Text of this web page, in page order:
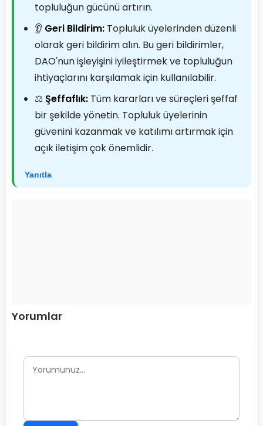
topluluğun gücünü artırın.
👂 Geri Bildirim: Topluluk üyelerinden düzenli
olarak geri bildirim alın. Bu geri bildirimler,
DAO'nun işleyişini iyileştirmek ve topluluğun
ihtiyaçlarını karşılamak için kullanılabilir.
⚖️Şeffaflık: Tüm kararları ve süreçleri şeffaf
bir şekilde yönetin. Topluluk üyelerinin
güvenini kazanmak ve katılımı artırmak için
açık iletişim çok önemlidir.
Yanıtla
Yorumlar